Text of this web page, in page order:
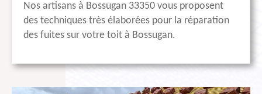
Nos artisans à Bossugan 33350 vous proposent
des techniques très élaborées pour la réparation
des fuites sur votre toit à Bossugan.